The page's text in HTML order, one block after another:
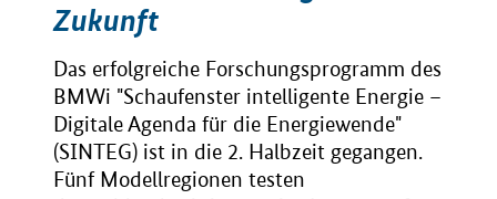
Zukunft
Das erfolgreiche Forschungsprogramm des
BMWi "Schaufenster intelligente Energie –
Digitale Agenda für die Energiewende"
(SINTEG) ist in die 2. Halbzeit gegangen.
Fünf Modellregionen testen